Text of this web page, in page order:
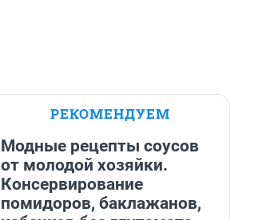
РЕКОМЕНДУЕМ
Модные рецепты соусов
от молодой хозяйки.
Консервирование
помидоров, баклажанов,